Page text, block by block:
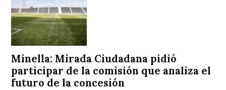
Minella: Mirada Ciudadana pidió
participar de la comisión que analiza el
futuro de la concesión